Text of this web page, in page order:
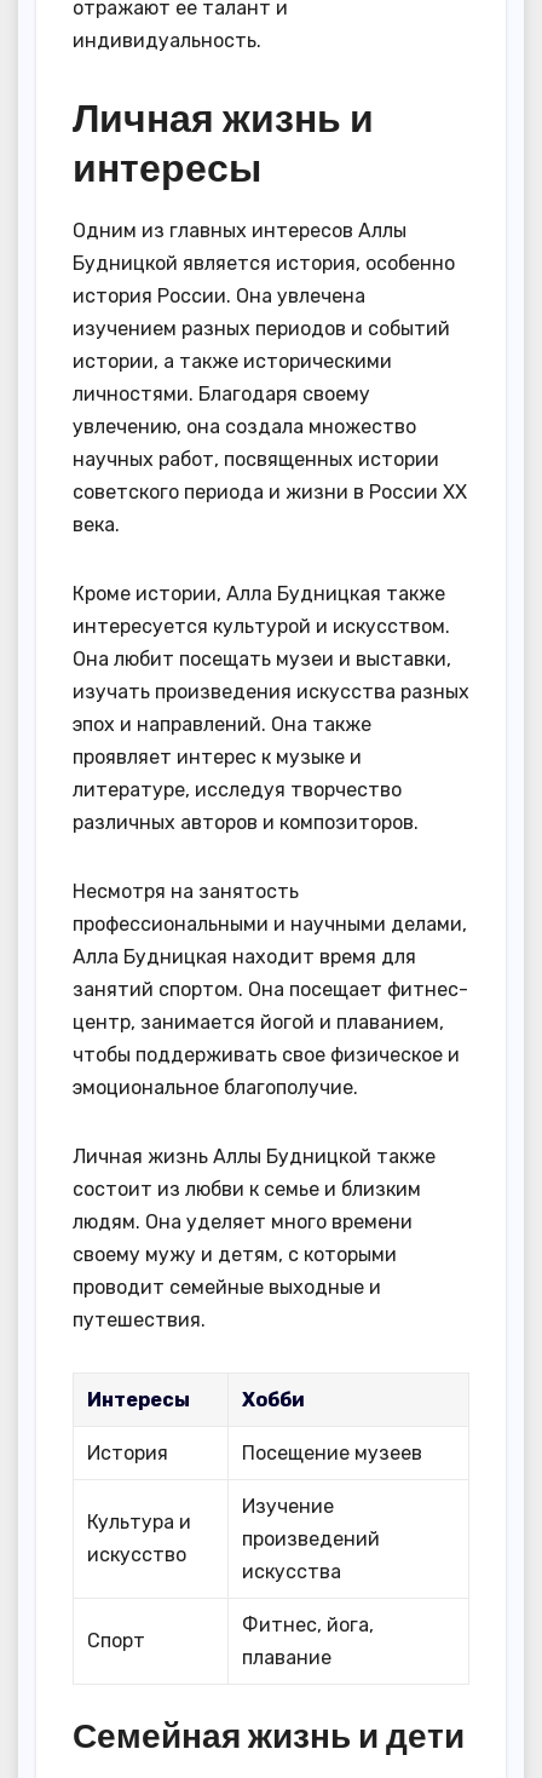
отражают ее талант и
индивидуальность.
Личная жизнь и
интересы
Одним из главных интересов Аллы
Будницкой является история, особенно
история России. Она увлечена
изучением разных периодов и событий
истории, а также историческими
личностями. Благодаря своему
увлечению, она создала множество
научных работ, посвященных истории
советского периода и жизни в России XX
века.
Кроме истории, Алла Будницкая также
интересуется культурой и искусством.
Она любит посещать музеи и выставки,
изучать произведения искусства разных
эпох и направлений. Она также
проявляет интерес к музыке и
литературе, исследуя творчество
различных авторов и композиторов.
Несмотря на занятость
профессиональными и научными делами,
Алла Будницкая находит время для
занятий спортом. Она посещает фитнес-
центр, занимается йогой и плаванием,
чтобы поддерживать свое физическое и
эмоциональное благополучие.
Личная жизнь Аллы Будницкой также
состоит из любви к семье и близким
людям. Она уделяет много времени
своему мужу и детям, с которыми
проводит семейные выходные и
путешествия.
Интересы Хобби
История Посещение музеев
Культура и
искусство
Изучение
произведений
искусства
Спорт
Фитнес, йога,
плавание
Семейная жизнь и дети